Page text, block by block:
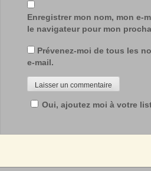
Enregistrer mon nom, mon e-
le navigateur pour mon
Prévenez-moi de tous les
e-mail.
Oui, ajoutez moi à votre